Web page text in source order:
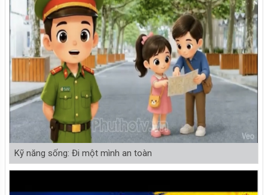
Kỹ năng sống: Đi một mình an toàn